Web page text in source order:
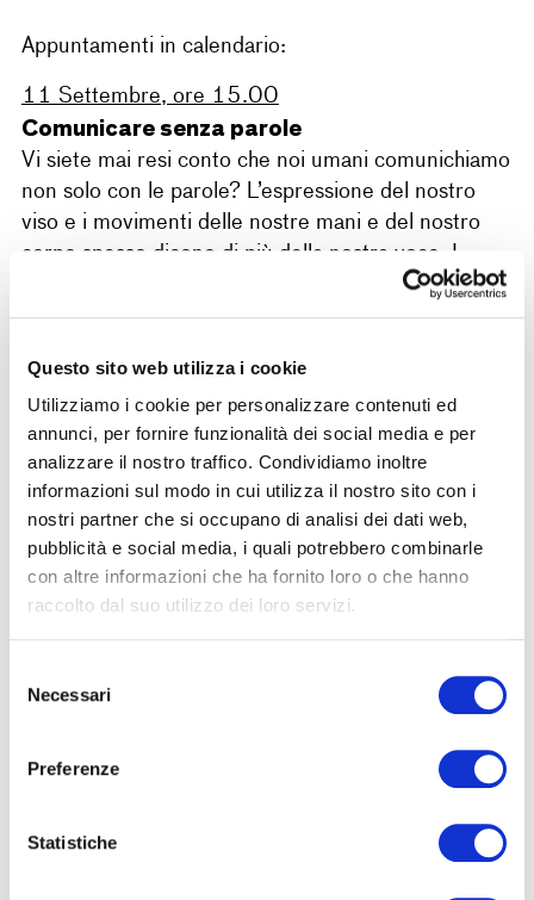
Questo sito web utilizza i cookie
Utilizziamo i cookie per personalizzare contenuti ed
annunci, per fornire funzionalità dei social media e per
analizzare il nostro traffico. Condividiamo inoltre
informazioni sul modo in cui utilizza il nostro sito con i
nostri partner che si occupano di analisi dei dati web,
pubblicità e social media, i quali potrebbero combinarle
con altre informazioni che ha fornito loro o che hanno
raccolto dal suo utilizzo dei loro servizi.
delNecessari
Preferenze
Statistiche
Appuntamenti in calendario:
11 Settembre, ore 15.00
Comunicare senza parole
Vi siete mai resi conto che noi umani comunichiamo
non solo con le parole? L’espressione del nostro
viso e i movimenti delle nostre mani e del nostro
corpo spesso dicono di più della nostra voce. I
partecipanti alla visita saranno accompagnati in un
viaggio tra immagini cimentandosi in linguaggi
giochi di mimo.
25 Settembre, ore 15.00
Anche noi siamo la rivoluzione!
L’artista Joseph Beuys diceva “La rivoluzione siamo
noi”, frase che ha dato il nome alla mostra! Grazie
alle fotografie esposte i partecipanti avranno modo
di scoprire opere d’arte inaspettate, strane e
assurde realizzate da artisti che sì, hanno proprio
Età consigliata: dai 6 ai 12 anni.
Il costo è di 4€ a bambino con il biglietto ridotto